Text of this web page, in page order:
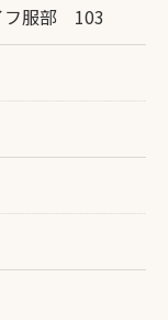
フ服部 103